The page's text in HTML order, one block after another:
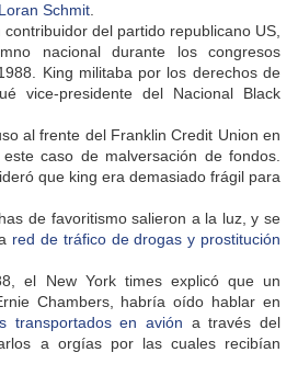
Schmit
del partido republicano US,
nacional durante los congresos
King militaba por los derechos de
vice-presidente del Nacional Black
al frente del Franklin Credit Union en
caso de malversación de fondos.
que king era demasiado frágil para
de favoritismo salieron a la luz, y se
red de tráfico de drogas y prostitución
el New York times explicó que un
Chambers, habría oído hablar en
transportados en avión a través del
a orgías por las cuales recibían